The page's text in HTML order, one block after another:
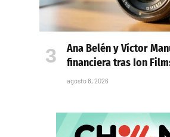
Ana Belén y Víctor
financiera tras Ion
agosto 8, 2026